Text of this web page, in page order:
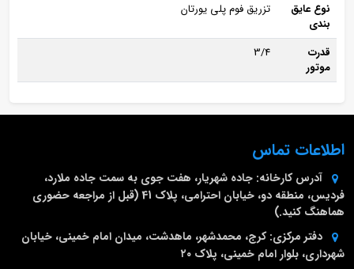
نوع عایق
بندی
تزریق فوم پلی یورتان
قدرت
موتور
3/4
اطلاعات تماس
آدرس کارخانه: جاده شهریار، هفت جوی به سمت جاده ملارد،
فردیس، منطقه دو، خیابان احترامی، پلاک 41 (قبل از مراجعه حضوری
هماهنگ کنید.)
دفتر مرکزی: کرج، محمدشهر، ماهدشت، میدان امام خمینی، خیابان
شهرداری، بلوار امام خمینی، پلاک ۲۰